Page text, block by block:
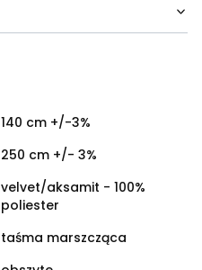
140 cm +/-3%
250 cm +/- 3%
velvet/aksamit - 100%
poliester
taśma marszcząca